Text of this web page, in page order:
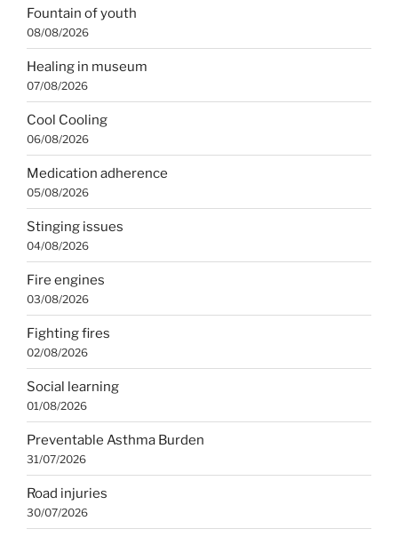
Fountain of youth
08/08/2026
Healing in museum
07/08/2026
Cool Cooling
06/08/2026
Medication adherence
05/08/2026
Stinging issues
04/08/2026
Fire engines
03/08/2026
Fighting fires
02/08/2026
Social learning
01/08/2026
Preventable Asthma Burden
31/07/2026
Road injuries
30/07/2026